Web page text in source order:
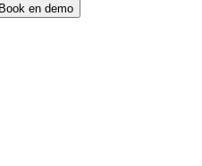
Book en demo